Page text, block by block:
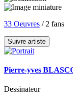
33 Oeuvres / 2 fans
Suivre artiste
Pierre-yves
Dessinateur